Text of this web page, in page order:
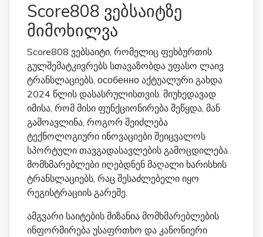
Score808 ვებსაიტზე
მიმოხილვა
Score808 ვებსაიტი, რომელიც ფეხბურთის
გულშემატკივრებს სთავაზობდა უფასო ლაივ
ტრანსლაციებს, особенно აქტუალური გახდა
2024 წლის დასასრულისთვის. მიუხედავად
იმისა, რომ მისი ფუნქციონირება შეწყდა, მან
გამოავლინა, როგორ შეიძლება
ტექნოლოგიური ინოვაციები შეიცვალოს
სპორტული თავგადასავლების გამოცდილება.
მომხმარებლები იღებდნენ მაღალი ხარისხის
ტრანსლაციებს, რაც შესაძლებელი იყო
რეგისტრაციის გარეშე.
ამგვარი საიტების მიზანია მომხმარებლების
ინფორმირება უსაფრთხო და კანონიერი